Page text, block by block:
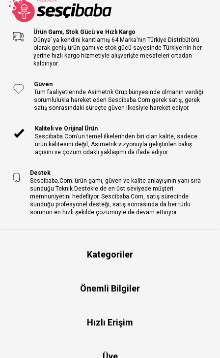
Ürün Gamı, Stok Gücü ve Hızlı Kargo
Dünya’ ya kendini kanıtlamış 64 Marka’nın Türkiye Distribütörü
olarak geniş ürün gamı ve stok gücü sayesinde Türkiye’nin her
yerine hızlı kargo hizmetiyle alışverişte mesafeleri ortadan
kaldırıyor.
Güven
Tüm faaliyetlerinde Asimetrik Grup bünyesinde olmanın verdiği
sorumlulukla hareket eden Sescibaba.Com gerek satış, gerek
satış sonrasındaki süreçte güven ilkesiyle hareket ediyor.
Kaliteli ve Orijinal Ürün
Sescibaba.Com’un temel ilkelerinden biri olan kalite, sadece
ürün kalitesini değil, Asimetrik vizyonuyla geliştirilen bakış
açısını ve çözüm odaklı yaklaşımı da ifade ediyor.
Destek
Sescibaba.Com; ürün gamı, güven ve kalite anlayışının yanı sıra
sunduğu Teknik Destekle de en üst seviyede müşteri
memnuniyetini hedefliyor. Sescibaba.Com, satış sürecinde
sunduğu profesyonel desteği, satış sonrasında da her türlü
sorunun en hızlı şekilde çözümüyle de devam ettiriyor.
Kategoriler
Önemli Bilgiler
Hızlı Erişim